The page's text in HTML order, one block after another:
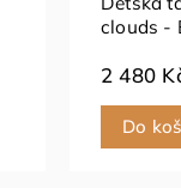
clouds -
2 480
Do